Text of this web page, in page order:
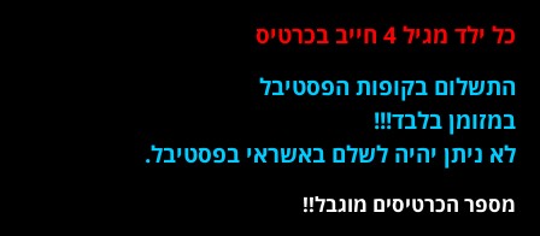
כל ילד מגיל 4 חייב בכרטיס
התשלום בקופות הפסטיבל
במזומן בלבד!!!
לא ניתן יהיה לשלם באשראי בפסטיבל.
מספר הכרטיסים מוגבל!!